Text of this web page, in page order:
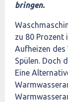
bringen.
zu 80 Prozent
Aufheizen des
Spülen. Doch
Eine